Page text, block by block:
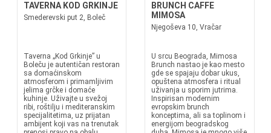
TAVERNA KOD GRKINJE
Smederevski put 2, Boleč
Taverna „Kod Grkinje” u
Boleču je autentičan restoran
sa domaćinskom
atmosferom i primamljivim
jelima grčke i domaće
kuhinje. Uživajte u svežoj
ribi, roštilju i mediteranskim
specijalitetima, uz prijatan
ambijent koji vas na trenutak
BRUNCH CAFFE
MIMOSA
Njegoševa 10, Vračar
U srcu Beograda, Mimosa
Brunch nastao je kao mesto
gde se spajaju dobar ukus,
opuštena atmosfera i ritual
uživanja u sporim jutrima.
Inspirisan modernim
evropskim brunch
konceptima, ali sa toplinom i
energijom beogradskog